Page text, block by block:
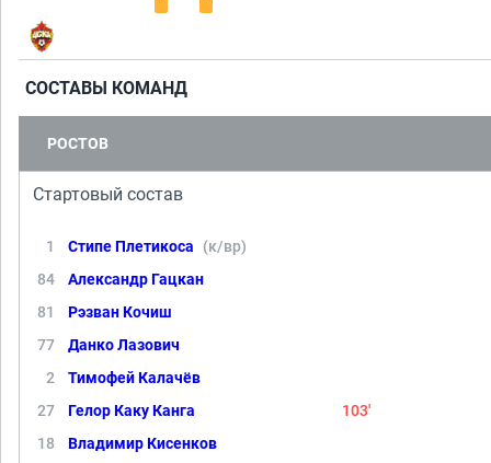
СОСТАВЫ КОМАНД
РОСТОВ
Стартовый состав
1 Стипе Плетикоса
(к/вр)
84
Александр Гацкан
81
Рэзван Кочиш
77
Данко Лазович
2
Тимофей Калачёв
27
Гелор Каку Канга
103'
18
Владимир Кисенков